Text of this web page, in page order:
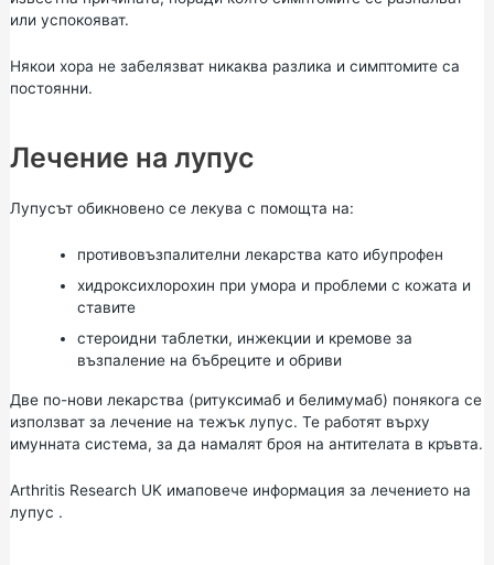
или успокояват.
Някои хора не забелязват никаква разлика и симптомите са
постоянни.
Лечение на лупус
Лупусът обикновено се лекува с помощта на:
противовъзпалителни лекарства като ибупрофен
хидроксихлорохин при умора и проблеми с кожата и
ставите
стероидни таблетки, инжекции и кремове за
възпаление на бъбреците и обриви
Две по-нови лекарства (ритуксимаб и белимумаб) понякога се
използват за лечение на тежък лупус. Те работят върху
имунната система, за да намалят броя на антителата в кръвта.
Arthritis Research UK имаповече информация за лечението на
лупус .